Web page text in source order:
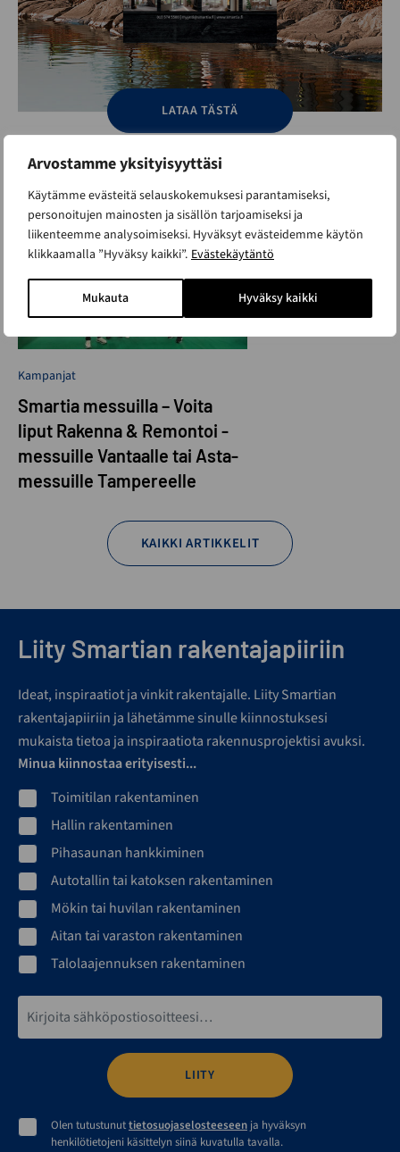
Arvostamme yksityisyyttäsi
Käytämme evästeitä selauskokemuksesi parantamiseksi,
personoitujen mainosten ja sisällön tarjoamiseksi ja
liikenteemme analysoimiseksi. Hyväksyt evästeidemme käytön
klikkaamalla ”Hyväksy kaikki”. Evästekäytäntö
Mukauta Hyväksy kaikki
LATAA TÄSTÄ
Lue lisää aiheesta
Kampanjat
Smartia messuilla – Voita
liput Rakenna & Remontoi -
messuille Vantaalle tai Asta-
messuille Tampereelle
KAIKKI ARTIKKELIT
Liity Smartian rakentajapiiriin
Ideat, inspiraatiot ja vinkit rakentajalle. Liity Smartian
rakentajapiiriin ja lähetämme sinulle kiinnostuksesi
mukaista tietoa ja inspiraatiota rakennusprojektisi avuksi.
Minua kiinnostaa erityisesti...
Toimitilan rakentaminen
Hallin rakentaminen
Pihasaunan hankkiminen
Autotallin tai katoksen rakentaminen
Mökin tai huvilan rakentaminen
Aitan tai varaston rakentaminen
Talolaajennuksen rakentaminen
Olen tutustunuttietosuojaselosteeseen ja hyväksyn
henkilötietojeni käsittelyn siinä kuvatulla tavalla.